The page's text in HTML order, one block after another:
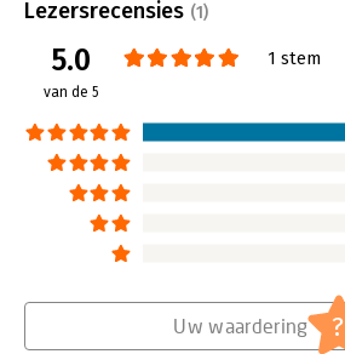
Uitgever:
Verhaal met Impact
Verschijningsdatum:
21-7-2023
Hoofdrubriek:
Lezersrecensies (1)
5.0
van de 5
1 stem
Uw waardering ?